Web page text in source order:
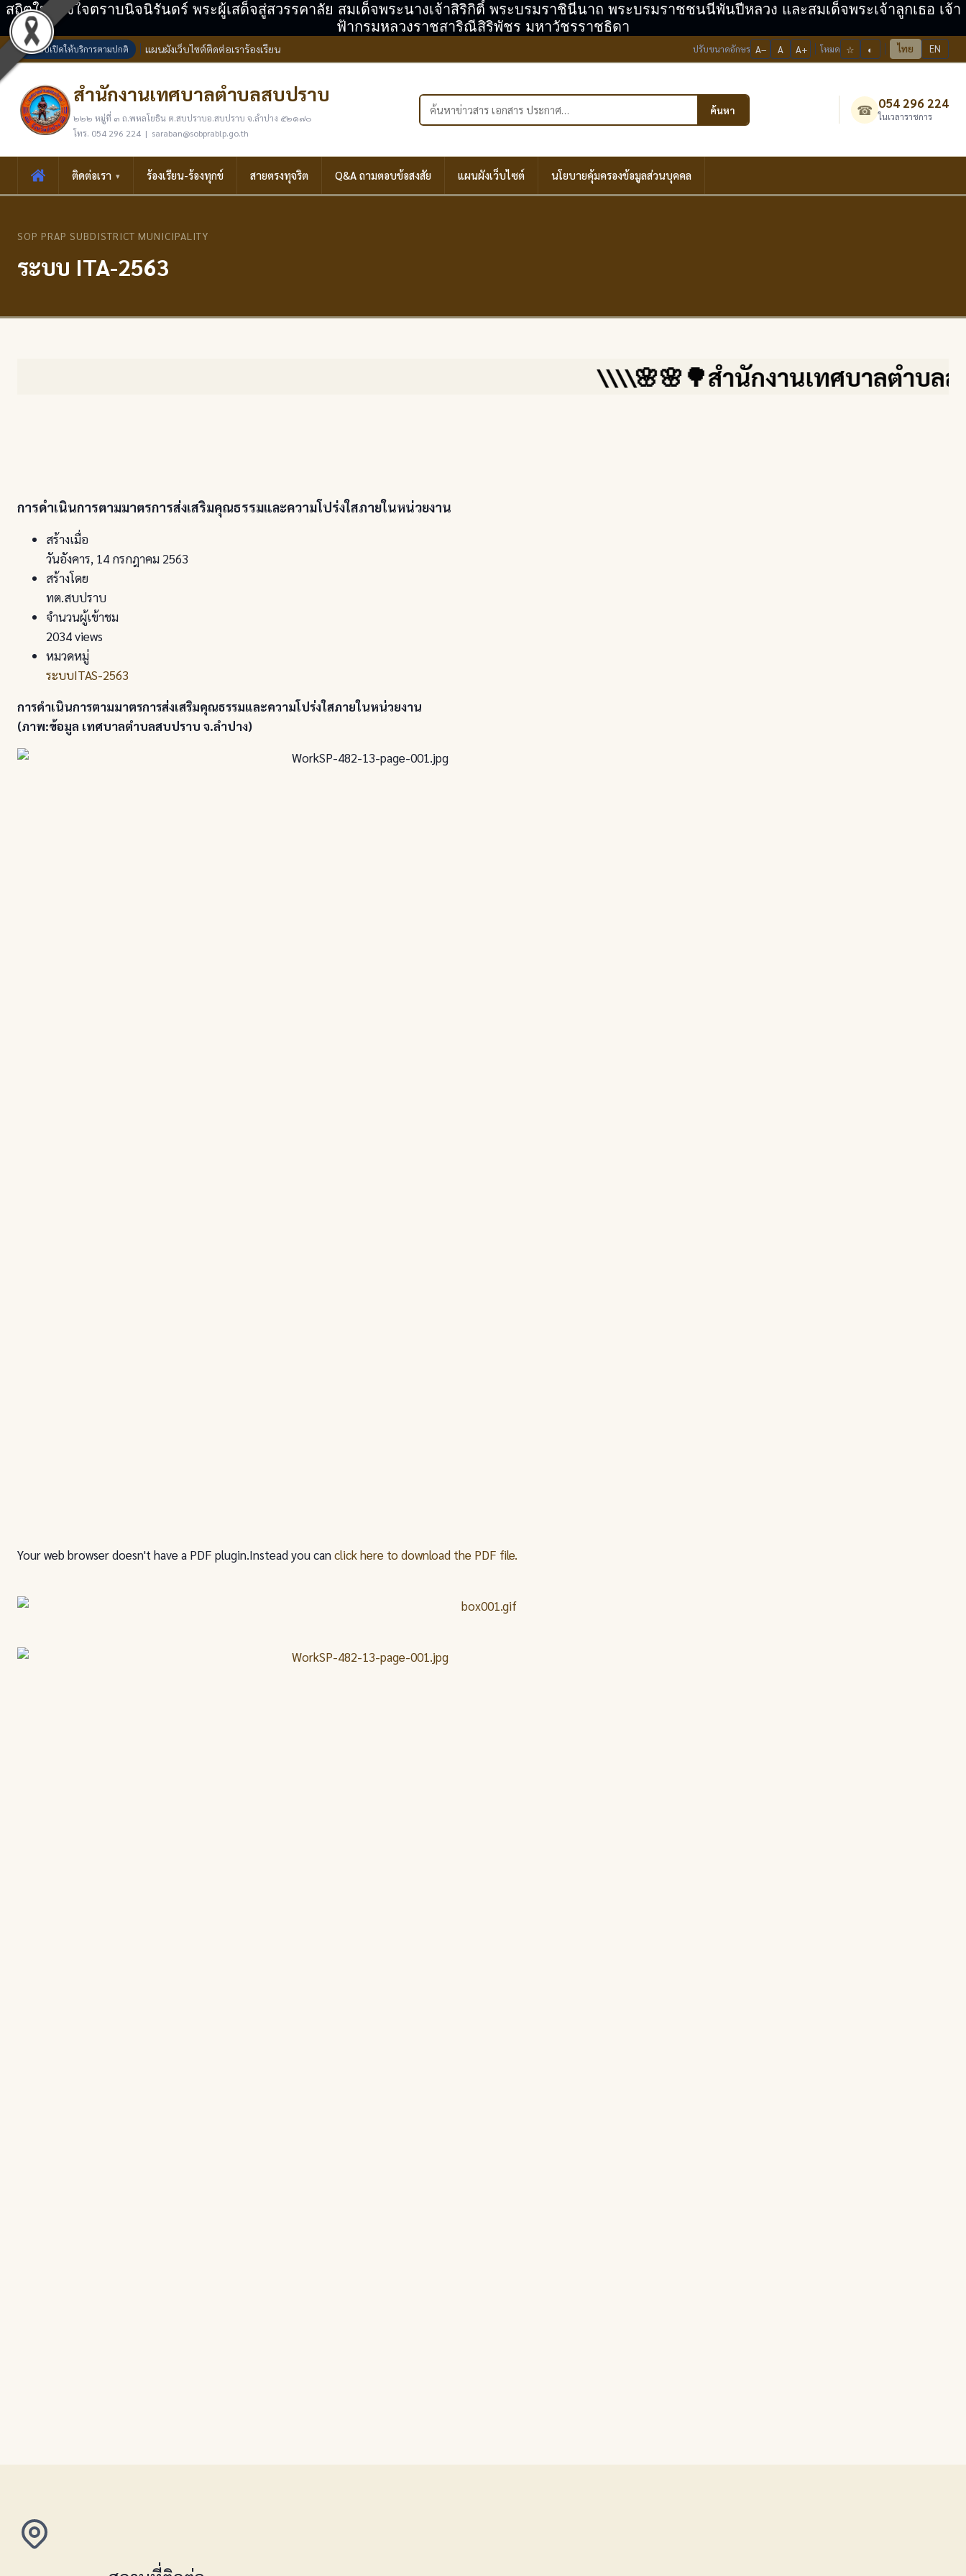
สถิตในดวงใจตราบนิจนิรันดร์ พระผู้เสด็จสู่สวรรคาลัย สมเด็จพระนางเจ้าสิริกิติ์ พระบรมราชินีนาถ พระบรมราชชนนีพันปีหลวง และสมเด็จพระเจ้าลูกเธอ เจ้า
ฟ้ากรมหลวงราชสาริณีสิริพัชร มหาวัชรราชธิดา
ระบบเปิดให้บริการตามปกติ แผนผังเว็บไซต์ติดต่อเราร้องเรียน ปรับขนาดอักษร A− A A+ โหมด ☆ ◐ ไทย EN
สำนักงานเทศบาลตำบลสบปราบ
๒๒๒ หมู่ที่ ๓ ถ.พหลโยธิน ต.สบปราบอ.สบปราบ จ.ลำปาง ๕๒๑๗๐
โทร. 054 296 224 | saraban@sobprablp.go.th
ค้นหาในเว็บไซต์ ค้นหา ☎ 054 296 224
ในเวลาราชการ
ติดต่อเรา ร้องเรียน-ร้องทุกข์ สายตรงทุจริต Q&A ถามตอบข้อสงสัย แผนผังเว็บไซต์ นโยบายคุ้มครองข้อมูลส่วนบุคคล
SOP PRAP SUBDISTRICT MUNICIPALITY
ระบบ ITA-2563
\\\\🌸🌸🌳สำนักงานเทศบาลตำบลสบ
การดำเนินการตามมาตรการส่งเสริมคุณธรรมและความโปร่งใสภายในหน่วยงาน
สร้างเมื่อ
วันอังคาร, 14 กรกฎาคม 2563
สร้างโดย
ทต.สบปราบ
จำนวนผู้เข้าชม
2034 views
หมวดหมู่
ระบบITAS-2563
การดำเนินการตามมาตรการส่งเสริมคุณธรรมและความโปร่งใสภายในหน่วยงาน
(ภาพ:ข้อมูล เทศบาลตำบลสบปราบ จ.ลำปาง)
Your web browser doesn't have a PDF plugin.Instead you canclick here to download the PDF file.